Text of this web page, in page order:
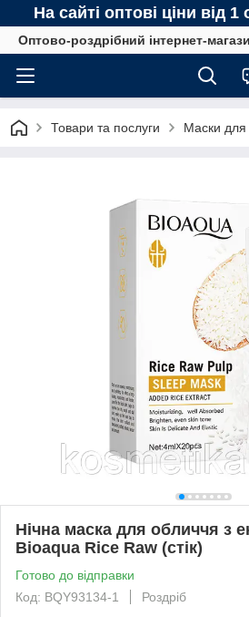
На сайті оптові ціни від
Оптово-роздрібний інтернет-
Товари та послуги Маски для
Нічна маска для обличчя з
Bioaqua Rice Raw (стік)
Готово до відправки
Код: BQY93134-1
Роздріб